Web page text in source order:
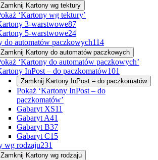
Zamknij Kartony wg tektury
‘Kartony wg tektury’
3-warstwowe87
5-warstwowe24
do automatów paczkowych114
Zamknij Kartony do automatów paczkowych
‘Kartony do automatów paczkowych’
InPost – do paczkomatów101
Zamknij Kartony InPost – do paczkomatów
Pokaż ‘Kartony InPost – do
paczkomatów’
Gabaryt XS11
Gabaryt A41
Gabaryt B37
Gabaryt C15
wg rodzaju231
Zamknij Kartony wg rodzaju